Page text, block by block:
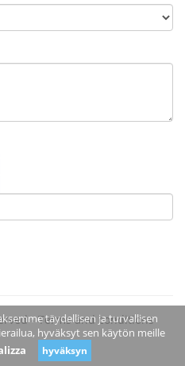
-Terms and conditions
täydellisen ja turvallisen
hyväksyt sen käytön meille
hyväksyn